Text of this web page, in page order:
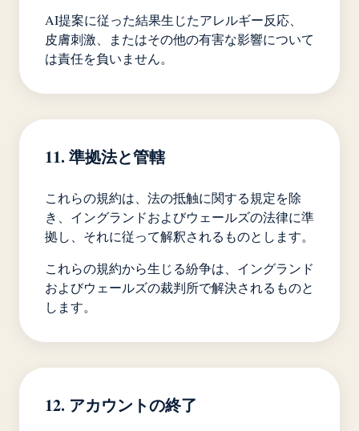
AI提案に従った結果生じたアレルギー反応、
皮膚刺激、またはその他の有害な影響について
は責任を負いません。
11. 準拠法と管轄
これらの規約は、法の抵触に関する規定を除
き、イングランドおよびウェールズの法律に準
拠し、それに従って解釈されるものとします。
これらの規約から生じる紛争は、イングランド
およびウェールズの裁判所で解決されるものと
します。
12. アカウントの終了